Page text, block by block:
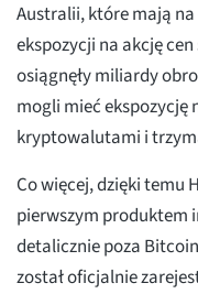
Australii, które mają
ekspozycji na akcję
osiągnęły miliardy
mogli mieć ekspozycję
kryptowalutami i
Co więcej, dzięki temu
pierwszym produktem
detalicznie poza
został oficjalnie